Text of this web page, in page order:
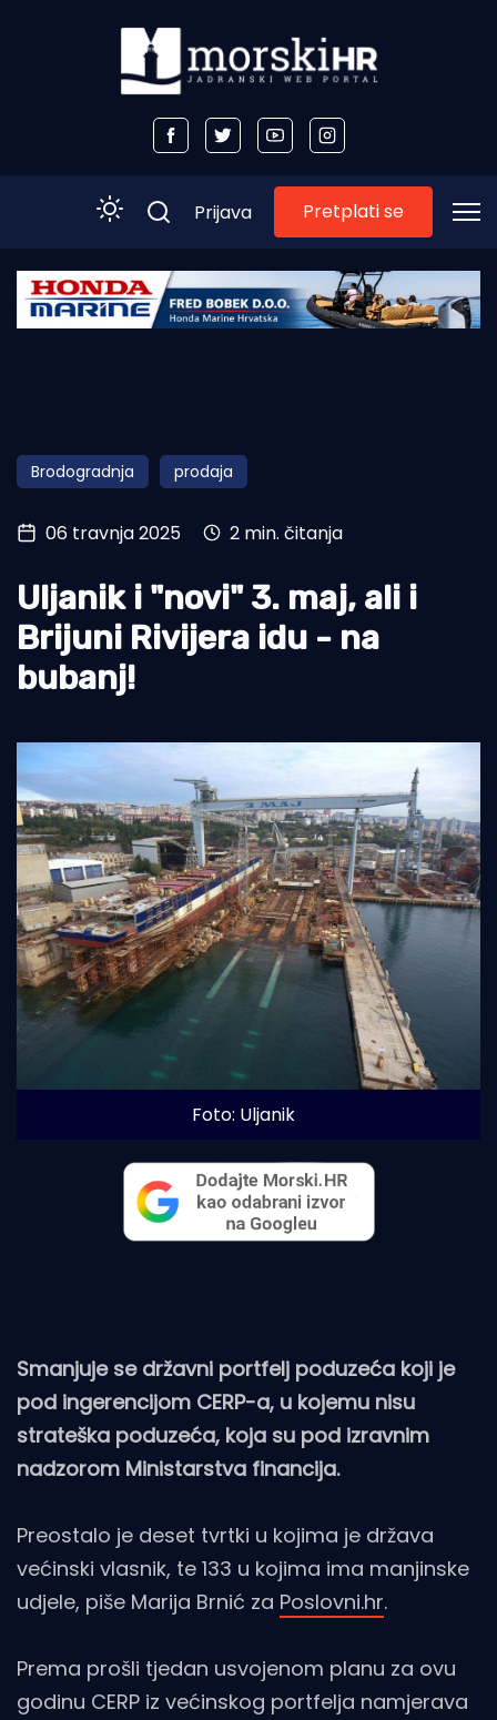
Početna
Obala
Otoci
Turizam i nautika
Pomorstvo
Ribolov
Ekologija
Prijava Pretplati se
Brodogradnja prodaja
06 travnja 2025 2 min. čitanja
Uljanik i "novi" 3. maj, ali i
Brijuni Rivijera idu - na
bubanj!
Foto: Uljanik
Smanjuje se državni portfelj poduzeća koji je
pod ingerencijom CERP-a, u kojemu nisu
strateška poduzeća, koja su pod izravnim
nadzorom Ministarstva financija.
Preostalo je deset tvrtki u kojima je država
većinski vlasnik, te 133 u kojima ima manjinske
udjele, piše Marija Brnić za Poslovni.hr.
Prema prošli tjedan usvojenom planu za ovu
godinu CERP iz većinskog portfelja namjerava